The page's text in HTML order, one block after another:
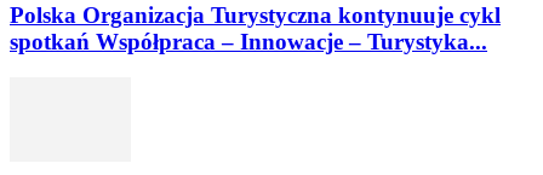
Polska Organizacja Turystyczna kontynuuje cykl
spotkań Współpraca – Innowacje – Turystyka...